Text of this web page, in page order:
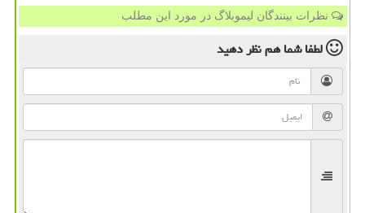
نظرات بینندگان لیموبلاگ در مورد این مطلب
لطفا شما همنظر دهید